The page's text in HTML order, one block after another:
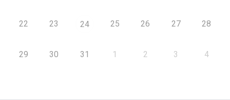
22 23 24 25 26 27 28
29 30 31 1 2 3 4